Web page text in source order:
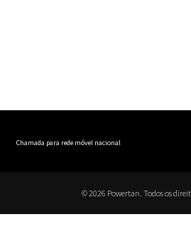
Chamada para rede móvel nacional
© 2026 Powertan. Todos os